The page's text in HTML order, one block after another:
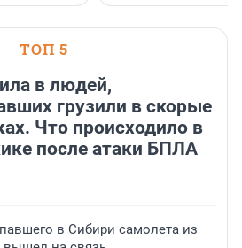
ТОП 5
в людей,
грузили в скорые
Что происходило в
после атаки БПЛА
в Сибири самолета из